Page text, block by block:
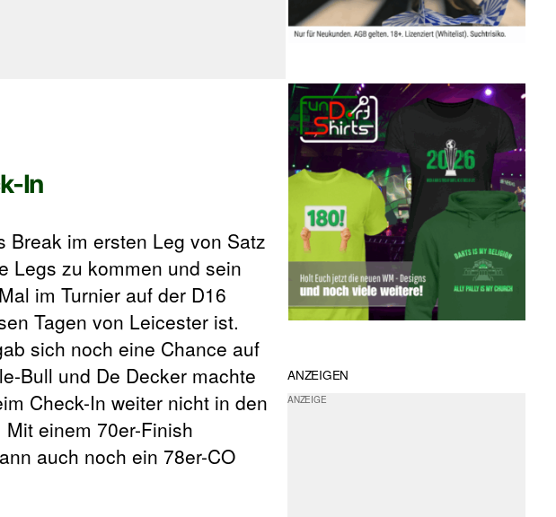
In
Break im ersten Leg von Satz
Legs zu kommen und sein
im Turnier auf der D16
Tagen von Leicester ist.
sich noch eine Chance auf
Bull und De Decker machte
Check-In weiter nicht in den
einem 70er-Finish
auch noch ein 78er-CO
ANZEIGEN